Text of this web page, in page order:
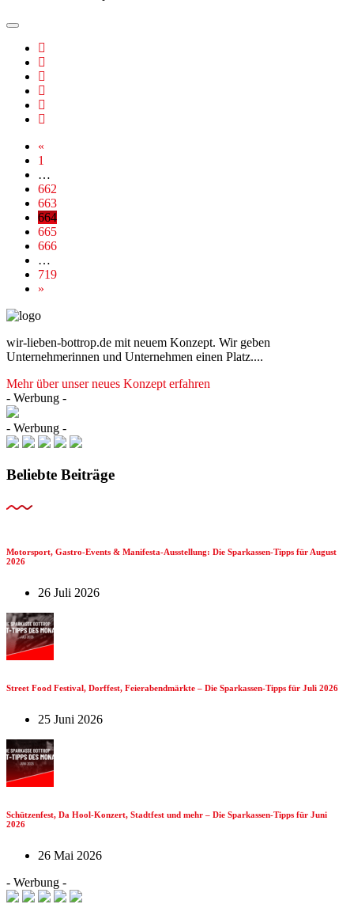
«
1
…
662
663
664
665
666
…
719
»
wir-lieben-bottrop.de mit neuem Konzept. Wir geben
Unternehmerinnen und Unternehmen einen Platz....
Mehr über unser neues Konzept erfahren
- Werbung -
- Werbung -
Beliebte Beiträge
Motorsport, Gastro-Events & Manifesta-Ausstellung: Die Sparkassen-Tipps für August
2026
26 Juli 2026
Street Food Festival, Dorffest, Feierabendmärkte – Die Sparkassen-Tipps für Juli 2026
25 Juni 2026
Schützenfest, Da Hool-Konzert, Stadtfest und mehr – Die Sparkassen-Tipps für Juni
2026
26 Mai 2026
- Werbung -